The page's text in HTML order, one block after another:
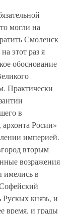
могли на
Смоленск
этот раз я
обоснование
Практически
в
Росии»
империей.
вторым
возражения
имелись в
князь, и
время, и грады